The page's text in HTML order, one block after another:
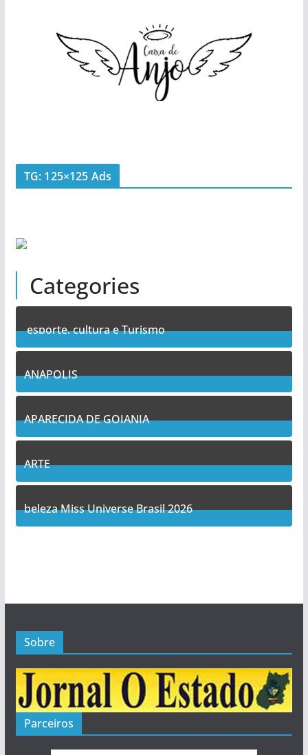
TG: 125×125 Ads
Categories
esporte, cultura e Turismo
7Posts
ANAPOLIS
11Posts
APARECIDA DE GOIANIA
13Posts
ARTE
5Posts
beleza Miss Universe Brasil 2026
Sobre
Parceiros